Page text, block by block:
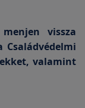
vissza
Családvédelmi
valamint